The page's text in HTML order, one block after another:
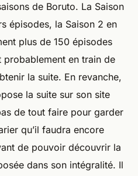
de Boruto. La Saison
épisodes, la Saison 2 en
plus de 150 épisodes
probablement en train de
la suite. En revanche,
la suite sur son site
de tout faire pour garder
qu’il faudra encore
de pouvoir découvrir la
dans son intégralité. Il